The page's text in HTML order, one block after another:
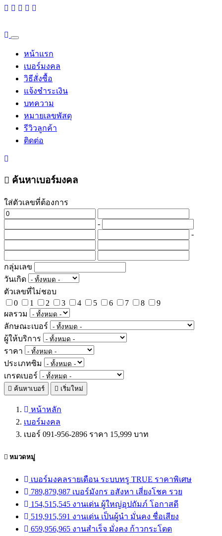
หน้าแรก
เบอร์มงคล
วิธีสั่งซื้อ
แจ้งชำระเงิน
บทความ
หมายเลขพัสดุ
รีวิวลูกค้า
ติดต่อ
ค้นหาเบอร์มงคล
ใส่ตัวเลขที่ต้องการ
-
-
กลุ่มเลข
วันเกิด
ตัวเลขที่ไม่ชอบ
0
1 2 3 4 5 6 7 8
9
ผลรวม
ลักษณะเบอร์
ผู้ให้บริการ
ราคา
ประเภทซิม
เกรดเบอร์
ค้นหาเบอร์ เริ่มใหม่
หน้าหลัก
เบอร์มงคล
เบอร์ 091-956-2896 ราคา 15,999 บาท
หมวดหมู่
เบอร์มงคลรายเดือน ระบบทรู TRUE ราคาพิเศษ
789,879,987 เบอร์มังกร อสังหา เสี่ยงโชค รวย
154,515,545 งานเด่น ผู้ใหญ่อุปถัมภ์ โอกาสดี
519,915,591 งานเด่น เป็นผู้นำ มั่นคง ชื่อเสียง
659,956,965 งานสำเร็จ มั่งคง ก้าวกระโดด